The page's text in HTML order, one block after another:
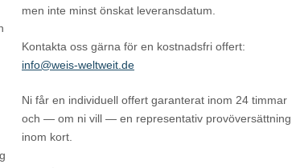
men inte minst önskat leveransdatum.
Kontakta oss gärna för en kostnadsfri offert:
info@weis-weltweit.de
Ni får en individuell offert garanterat inom 24 timmar
och — om ni vill — en representativ provöversättning
inom kort.